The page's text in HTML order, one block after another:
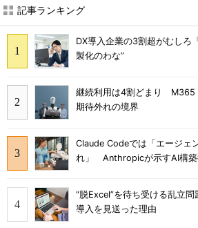
記事ランキング
DX導入企業の3割超がむし
製化のわな”
継続利用は4割どまり M365
期待外れの境界
Claude Codeでは「エージェ
れ」 Anthropicが示すAI構
“脱Excel”を待ち受ける乱立
導入を見送った理由